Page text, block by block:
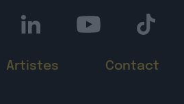
Artistes Contact